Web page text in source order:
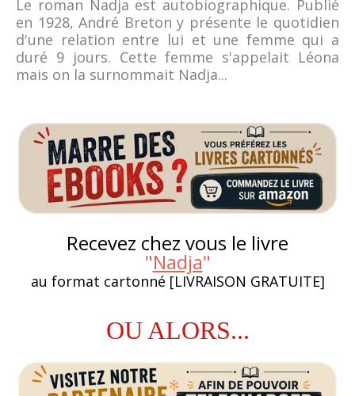
Le roman Nadja est autobiographique. Publié
en 1928, André Breton y présente le quotidien
d'une relation entre lui et une femme qui a
duré 9 jours. Cette femme s'appelait Léona
mais on la surnommait Nadja...
Recevez chez vous le livre
"Nadja"
au format cartonné [LIVRAISON GRATUITE]
OU ALORS...